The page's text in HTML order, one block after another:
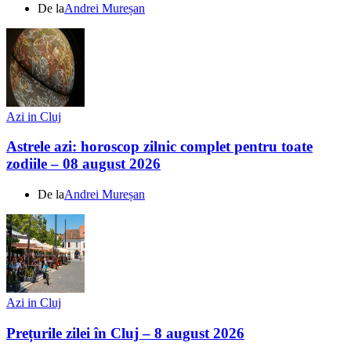
De laAndrei Mureșan
Azi in Cluj
Astrele azi: horoscop zilnic complet pentru toate
zodiile – 08 august 2026
De laAndrei Mureșan
Azi in Cluj
Prețurile zilei în Cluj – 8 august 2026